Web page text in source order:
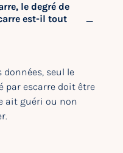
le degré de
est-il tout
seul le
par escarre doit être
ait guéri ou non